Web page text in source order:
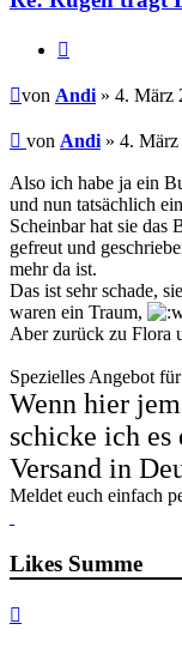
Beitrag
von Andi » 4. März
Beitrag
von Andi » 4. März
Also ich habe ja ein
und nun tatsächlich
Scheinbar hat sie das
gefreut und
mehr da ist.
Das ist sehr schade,
waren ein Traum,
Aber zurück zu Flora
Spezielles Angebot
Wenn hier
schicke ich
Versand in
Meldet euch einfach
Likes Summe